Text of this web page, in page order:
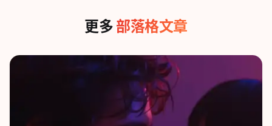
更多 部落格文章